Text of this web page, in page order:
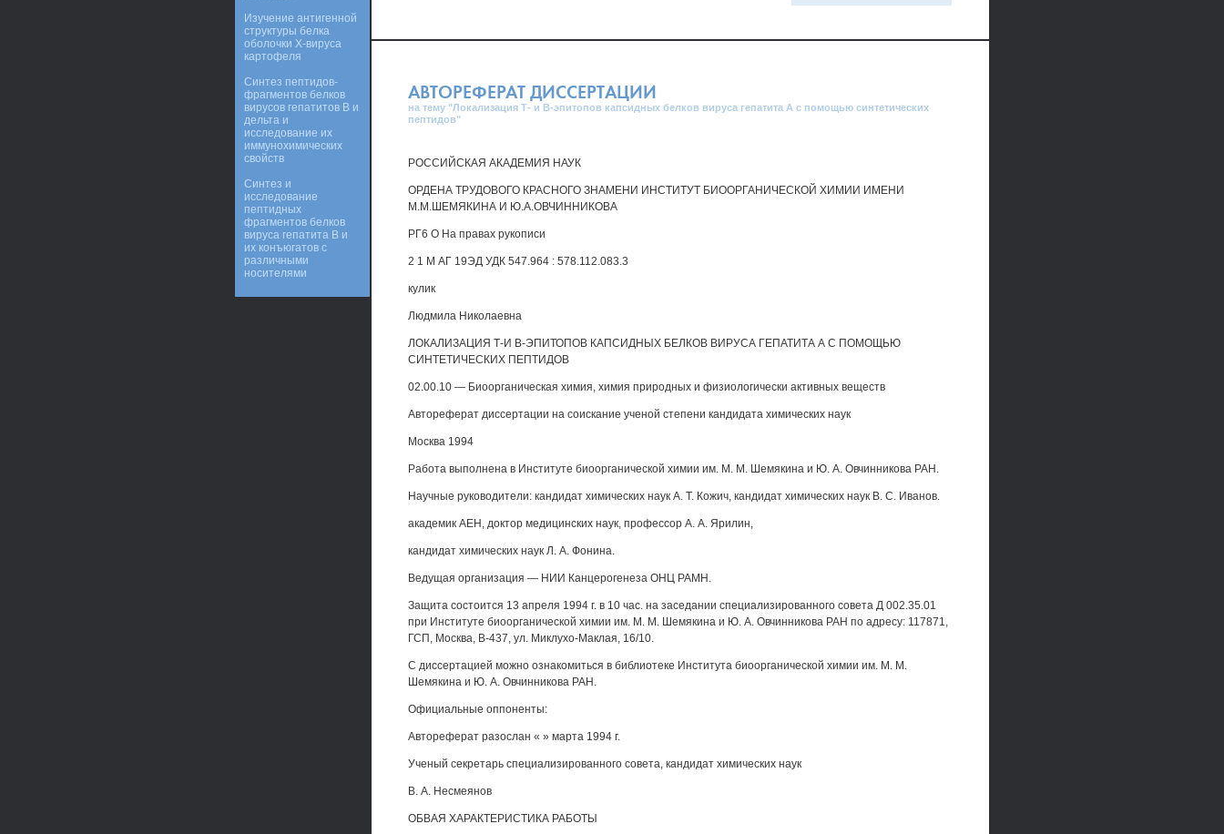
АВТОРЕФЕРАТ ДИССЕРТАЦИИ
на тему "Локализация Т- и В-эпитопов капсидных белков вируса гепатита А с помощью синтетических
пептидов"
РОССИЙСКАЯ АКАДЕМИЯ НАУК
ОРДЕНА ТРУДОВОГО КРАСНОГО ЗНАМЕНИ ИНСТИТУТ БИООРГАНИЧЕСКОЙ ХИМИИ ИМЕНИ
М.М.ШЕМЯКИНА И Ю.А.ОВЧИННИКОВА
РГ6 О На правах рукописи
2 1 М АГ 19ЭД УДК 547.964 : 578.112.083.3
кулик
Людмила Николаевна
ЛОКАЛИЗАЦИЯ Т-И В-ЭПИТОПОВ КАПСИДНЫХ БЕЛКОВ ВИРУСА ГЕПАТИТА А С ПОМОЩЬЮ
СИНТЕТИЧЕСКИХ ПЕПТИДОВ
02.00.10 — Биоорганическая химия, химия природных и физиологически активных веществ
Автореферат диссертации на соискание ученой степени кандидата химических наук
Москва 1994
Работа выполнена в Институте биоорганической химии им. М. М. Шемякина и Ю. А. Овчинникова РАН.
Научные руководители: кандидат химических наук А. Т. Кожич, кандидат химических наук В. С. Иванов.
академик АЕН, доктор медицинских наук, профессор А. А. Ярилин,
кандидат химических наук Л. А. Фонина.
Ведущая организация — НИИ Канцерогенеза ОНЦ РАМН.
Защита состоится 13 апреля 1994 г. в 10 час. на заседании специализированного совета Д 002.35.01
при Институте биоорганической химии им. М. М. Шемякина и Ю. А. Овчинникова РАН по адресу: 117871,
ГСП, Москва, В-437, ул. Миклухо-Маклая, 16/10.
С диссертацией можно ознакомиться в библиотеке Института биоорганической химии им. М. М.
Шемякина и Ю. А. Овчинникова РАН.
Официальные оппоненты:
Автореферат разослан « » марта 1994 г.
Ученый секретарь специализированного совета, кандидат химических наук
В. А. Несмеянов
ОБВАЯ ХАРАКТЕРИСТИКА РАБОТЫ
Изучение антигенной
структуры белка
оболочки Х-вируса
картофеля
Синтез пептидов-
фрагментов белков
вирусов гепатитов В и
дельта и
исследование их
иммунохимических
свойств
Синтез и
исследование
пептидных
фрагментов белков
вируса гепатита В и
их конъюгатов с
различными
носителями